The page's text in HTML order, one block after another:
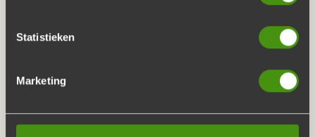
Statistieken
Marketing
HAAL DE ITALIAAN IN HUIS
Wat weinig mensen weten, is dat het ambachtelijke
buffet wordt bereid door onze boer Harm met Italiaanse
roots. Zo haalt u de lekkerste smaaksensatie in huis. Het